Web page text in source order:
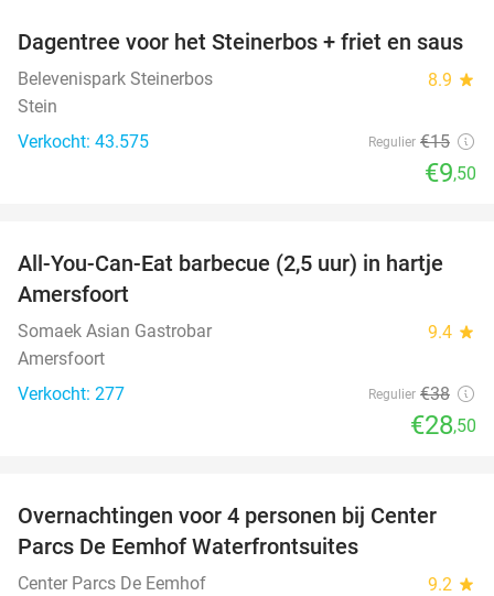
37%
Dagentree voor het Steinerbos + friet en saus
Belevenispark Steinerbos 8.9 star
Stein
Verkocht: 43.575
Regulier €15
€9,50
25%
All-You-Can-Eat barbecue (2,5 uur) in hartje
Amersfoort
Somaek Asian Gastrobar 9.4 star
Amersfoort
Verkocht: 277
Regulier €38
€28,50
Overnachtingen voor 4 personen bij Center
Parcs De Eemhof Waterfrontsuites
Center Parcs De Eemhof 9.2 star